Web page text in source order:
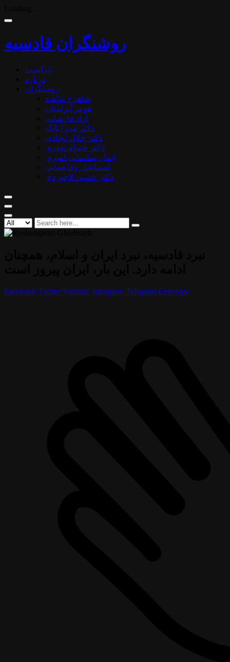
روشنگران قادسیه
پادکست
درباره
روشنگران
شاهرخ شاهید
هومر آبرامیان
آزاد فارسانی
دکتر میترا بابک
دکتر جلال ایجادی
دکتر حسام نوذری
ایمان سلیمانی امیری
اسماعیل وفایغمایی
دکتر حسین لاجوردی
Facebook TwitterYoutube Instagram Telegram Envelope